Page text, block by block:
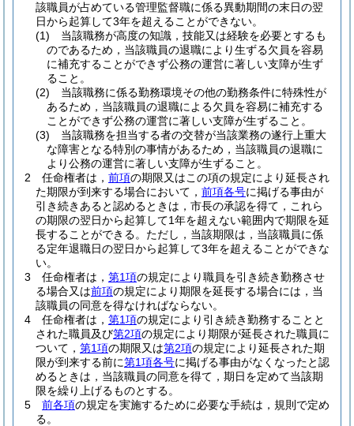
該職員が占めている管理監督職に係る異動期間の末日の翌
日から起算して3年を超えることができない。
(1)
当該職務が高度の知識，技能又は経験を必要とするも
のであるため，当該職員の退職により生ずる欠員を容易
に補充することができず公務の運営に著しい支障が生ず
ること。
(2)
当該職務に係る勤務環境その他の勤務条件に特殊性が
あるため，当該職員の退職による欠員を容易に補充する
ことができず公務の運営に著しい支障が生ずること。
(3)
当該職務を担当する者の交替が当該業務の遂行上重大
な障害となる特別の事情があるため，当該職員の退職に
より公務の運営に著しい支障が生ずること。
2
任命権者は， 前項の期限又はこの項の規定により延長され
た期限が到来する場合において， 前項各号に掲げる事由が
引き続きあると認めるときは，市長の承認を得て，これら
の期限の翌日から起算して1年を超えない範囲内で期限を延
長することができる。 ただし，当該期限は，当該職員に係
る定年退職日の翌日から起算して3年を超えることができな
い。
3
任命権者は， 第1項の規定により職員を引き続き勤務させ
る場合又は前項の規定により期限を延長する場合には，当
該職員の同意を得なければならない。
4
任命権者は， 第1項の規定により引き続き勤務することと
された職員及び第2項の規定により期限が延長された職員に
ついて， 第1項の期限又は第2項の規定により延長された期
限が到来する前に第1項各号に掲げる事由がなくなったと認
めるときは，当該職員の同意を得て，期日を定めて当該期
限を繰り上げるものとする。
5
前各項の規定を実施するために必要な手続は，規則で定め
る。